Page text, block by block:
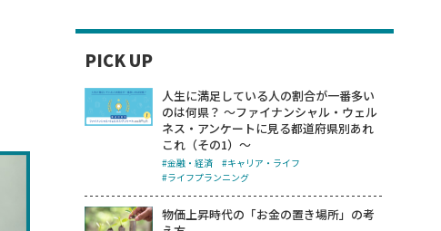
PICK UP
人生に満足している人の割合が一番多い
のは何県？ ～ファイナンシャル・ウェル
ネス・アンケートに見る都道府県別あれ
これ（その1）～
#金融・経済
#キャリア・ライフ
#ライフプランニング
物価上昇時代の「お金の置き場所」の考